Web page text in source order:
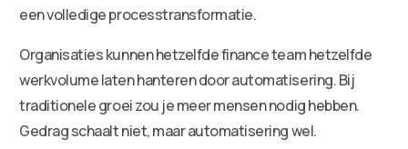
een volledige processtransformatie.
Organisaties kunnen hetzelfde finance team hetzelfde
werkvolume laten hanteren door automatisering. Bij
traditionele groei zou je meer mensen nodig hebben.
Gedrag schaalt niet, maar automatisering wel.